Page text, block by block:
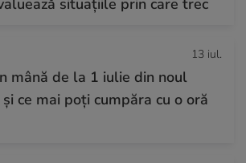
13 iul.
mână de la 1 iulie din noul
ce mai poți cumpăra cu o oră